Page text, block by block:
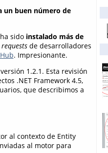
un buen número de
sido instalado más de
de desarrolladores
. Impresionante.
1.2.1. Esta revisión
.NET Framework 4.5,
que describimos a
al contexto de Entity
al motor para